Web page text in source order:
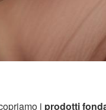
i prodotti